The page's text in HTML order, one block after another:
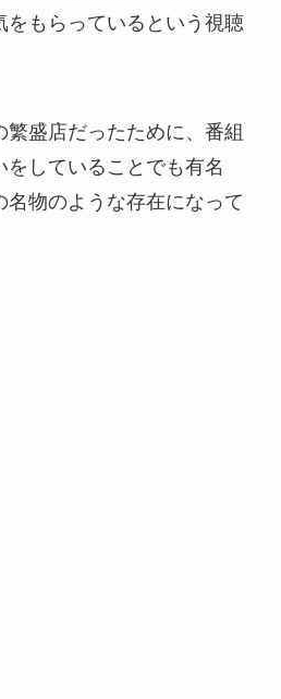
をもらっているという視聴
盛店だったために、番組
をしていることでも有名
名物のような存在になって